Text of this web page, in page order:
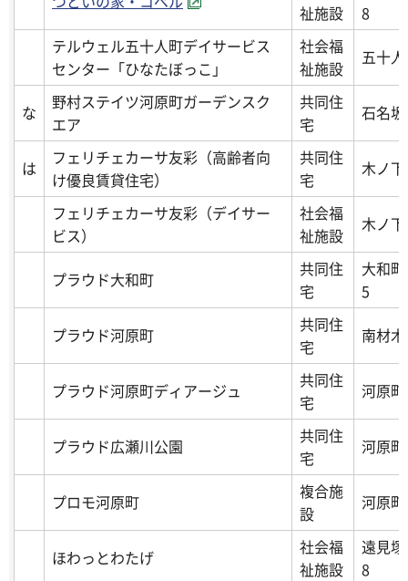
祉施設
8
テルウェル五十人町デイサービス
センター「ひなたぼっこ」
社会福
祉施設
五十
な
野村ステイツ河原町ガーデンスク
エア
共同住
宅
石名
は
フェリチェカーサ友彩（高齢者向
け優良賃貸住宅）
共同住
宅
木ノ
フェリチェカーサ友彩（デイサー
ビス）
社会福
祉施設
木ノ
プラウド大和町
共同住
宅
大和
5
プラウド河原町
共同住
宅
南材
プラウド河原町ディアージュ
共同住
宅
河原
プラウド広瀬川公園
共同住
宅
河原
プロモ河原町
複合施
設
河原
ほわっとわたげ
社会福
祉施設
遠見
8